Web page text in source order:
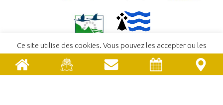
ACCUEIL
Ce site utilise des cookies. Vous pouvez les accepter ou les
ACCEPTER REFUSER En savoir plus